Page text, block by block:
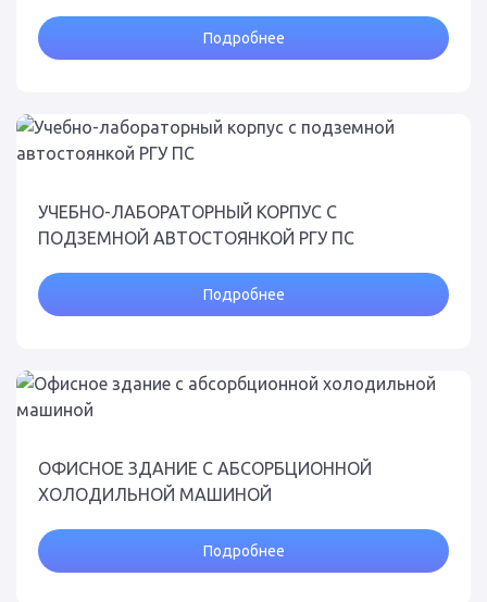
Подробнее
УЧЕБНО-ЛАБОРАТОРНЫЙ КОРПУС С
ПОДЗЕМНОЙ АВТОСТОЯНКОЙ РГУ ПС
Подробнее
ОФИСНОЕ ЗДАНИЕ С АБСОРБЦИОННОЙ
ХОЛОДИЛЬНОЙ МАШИНОЙ
Подробнее